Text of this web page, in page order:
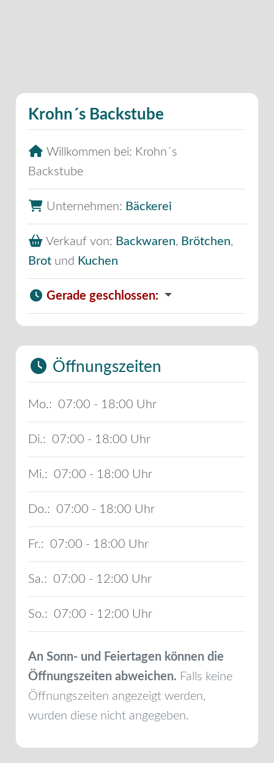
Krohn´s Backstube
Willkommen bei: Krohn´s
Backstube
Unternehmen: Bäckerei
Verkauf von: Backwaren, Brötchen,
Brot und Kuchen
Gerade geschlossen:
Öffnungszeiten
Mo.: 07:00 - 18:00
Di.: 07:00 - 18:00
Mi.: 07:00 - 18:00
Do.: 07:00 - 18:00
Fr.: 07:00 - 18:00
Sa.: 07:00 - 12:00
So.: 07:00 - 12:00
An Sonn- und Feiertagen können die
Öffnungszeiten abweichen. Falls keine
Öffnungszeiten angezeigt werden,
wurden diese nicht angegeben.